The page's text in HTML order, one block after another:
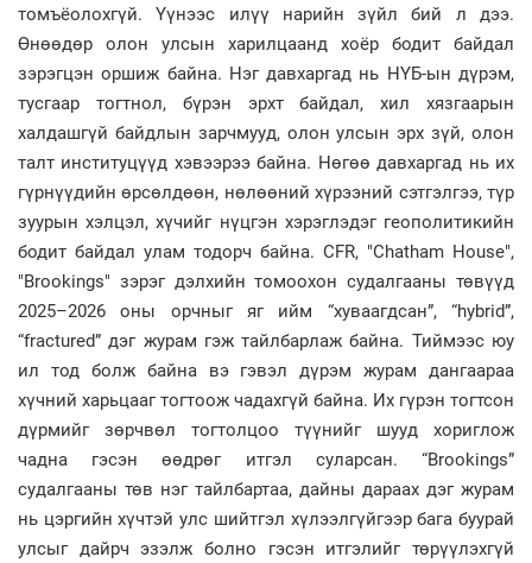
томъёолохгүй. Үүнээс илүү нарийн зүйл бий л дээ.
Өнөөдөр олон улсын харилцаанд хоёр бодит байдал
зэрэгцэн оршиж байна. Нэг давхаргад нь НҮБ-ын дүрэм,
тусгаар тогтнол, бүрэн эрхт байдал, хил хязгаарын
халдашгүй байдлын зарчмууд, олон улсын эрх зүй, олон
талт институцүүд хэвээрээ байна. Нөгөө давхаргад нь их
гүрнүүдийн өрсөлдөөн, нөлөөний хүрээний сэтгэлгээ, түр
зуурын хэлцэл, хүчийг нүцгэн хэрэглэдэг геополитикийн
бодит байдал улам тодорч байна. CFR, "Chatham House",
"Brookings" зэрэг дэлхийн томоохон судалгааны төвүүд
2025–2026 оны орчныг яг ийм “хуваагдсан”, “hybrid”,
“fractured” дэг журам гэж тайлбарлаж байна. Тиймээс юу
ил тод болж байна вэ гэвэл дүрэм журам дангаараа
хүчний харьцааг тогтоож чадахгүй байна. Их гүрэн тогтсон
дүрмийг зөрчвөл тогтолцоо түүнийг шууд хориглож
чадна гэсэн өөдрөг итгэл суларсан. “Brookings”
судалгааны төв нэг тайлбартаа, дайны дараах дэг журам
нь цэргийн хүчтэй улс шийтгэл хүлээлгүйгээр бага буурай
улсыг дайрч эзэлж болно гэсэн итгэлийг төрүүлэхгүй